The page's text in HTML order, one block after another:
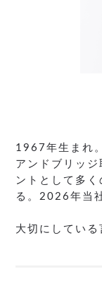
1967年生まれ
アンドブリッ
ントとして多
る。2026年当
大切にしている